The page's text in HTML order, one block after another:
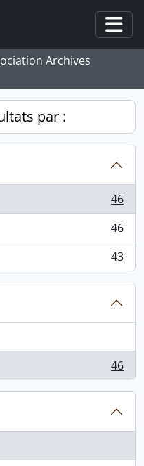
Archives
par :
46
46
43
46